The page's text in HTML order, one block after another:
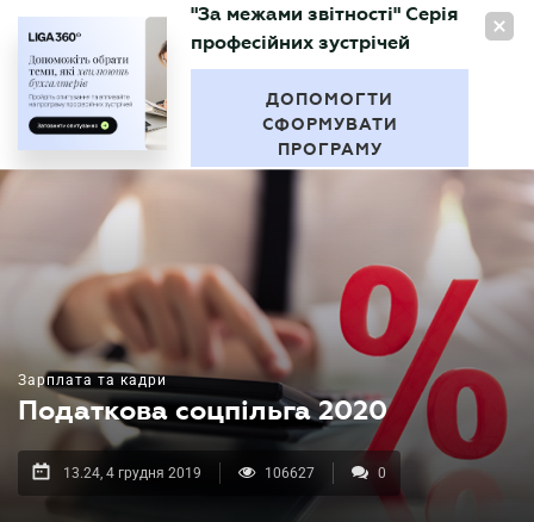
UA
БУХГАЛТЕР
"За межами звітності" Серія
професійних зустрічей
ДОПОМОГТИ
СФОРМУВАТИ
ПРОГРАМУ
Зарплата та кадри
Податкова соцпільга 2020
13.24, 4 грудня 2019 106627 0